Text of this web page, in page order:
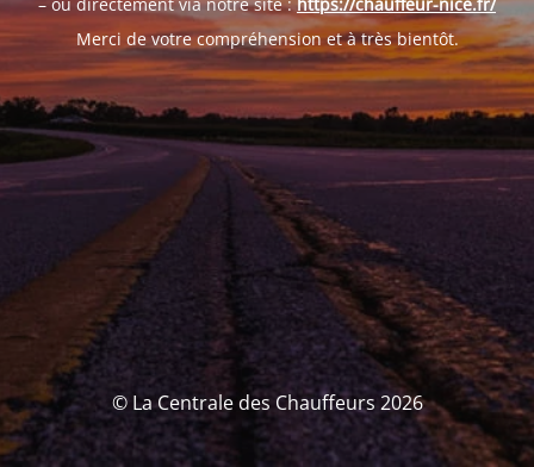
Merci de votre compréhension et à très bientôt.
© La Centrale des Chauffeurs 2026